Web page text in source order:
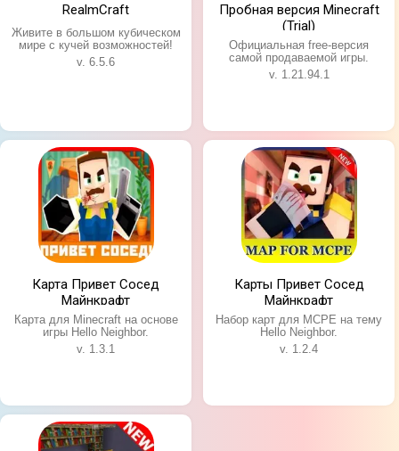
RealmCraft
Живите в большом кубическом
мире с кучей возможностей!
v. 6.5.6
Пробная версия Minecraft
(Trial)
Официальная free-версия
самой продаваемой игры.
v. 1.21.94.1
Карта Привет Сосед
Майнкрафт
Карта для Minecraft на основе
игры Hello Neighbor.
v. 1.3.1
Карты Привет Сосед
Майнкрафт
Набор карт для MCPE на тему
Hello Neighbor.
v. 1.2.4